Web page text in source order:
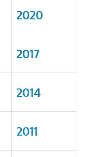
2020
2017
2014
2011